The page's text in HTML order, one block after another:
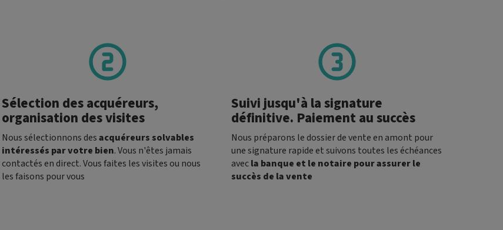
Sélection des acquéreurs,
organisation des visites
Nous sélectionnons desacquéreurs solvables
intéressés par votre bien. Vous n'êtes jamais
contactés en direct. Vous faites les visites ou nous
les faisons pour vous
Suivi jusqu'à la signature
définitive. Paiement au succès
Nous préparons le dossier de vente en amont pour
une signature rapide et suivons toutes les échéances
avecla banque et le notaire pour assurer le
succès de la vente